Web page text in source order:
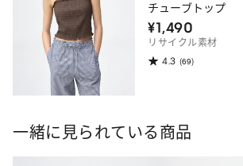
チューブトップ
¥1,490
リサイクル素材
4.3 (69)
一緒に見られている商品